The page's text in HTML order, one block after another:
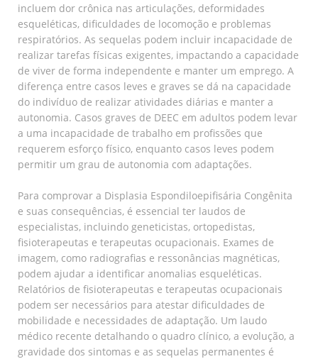
incluem dor crônica nas articulações, deformidades
esqueléticas, dificuldades de locomoção e problemas
respiratórios. As sequelas podem incluir incapacidade de
realizar tarefas físicas exigentes, impactando a capacidade
de viver de forma independente e manter um emprego. A
diferença entre casos leves e graves se dá na capacidade
do indivíduo de realizar atividades diárias e manter a
autonomia. Casos graves de DEEC em adultos podem levar
a uma incapacidade de trabalho em profissões que
requerem esforço físico, enquanto casos leves podem
permitir um grau de autonomia com adaptações.
Para comprovar a Displasia Espondiloepifisária Congênita
e suas consequências, é essencial ter laudos de
especialistas, incluindo geneticistas, ortopedistas,
fisioterapeutas e terapeutas ocupacionais. Exames de
imagem, como radiografias e ressonâncias magnéticas,
podem ajudar a identificar anomalias esqueléticas.
Relatórios de fisioterapeutas e terapeutas ocupacionais
podem ser necessários para atestar dificuldades de
mobilidade e necessidades de adaptação. Um laudo
médico recente detalhando o quadro clínico, a evolução, a
gravidade dos sintomas e as sequelas permanentes é